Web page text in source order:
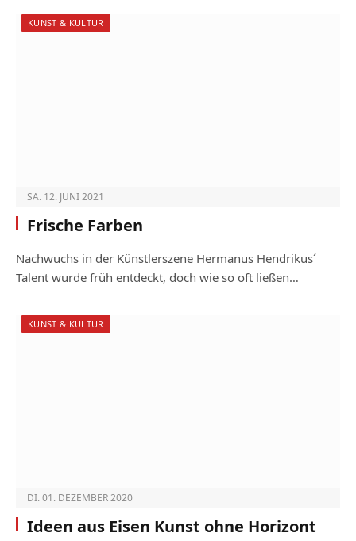
KUNST & KULTUR
SA. 12. JUNI 2021
Frische Farben
Nachwuchs in der Künstlerszene Hermanus Hendrikus´
Talent wurde früh entdeckt, doch wie so oft ließen…
KUNST & KULTUR
DI. 01. DEZEMBER 2020
Ideen aus Eisen Kunst ohne Horizont